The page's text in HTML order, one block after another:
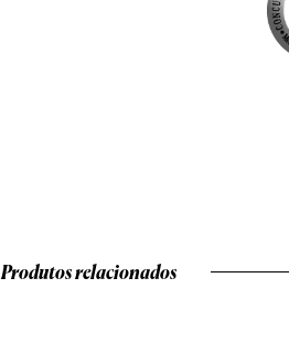
Produtos relacionados